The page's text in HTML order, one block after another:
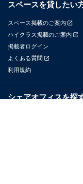
スペースを貸したい
スペース掲載のご案内
ハイクラス掲載のご案内
掲載者ログイン
よくある質問
利用規約
シェアオフィスを探